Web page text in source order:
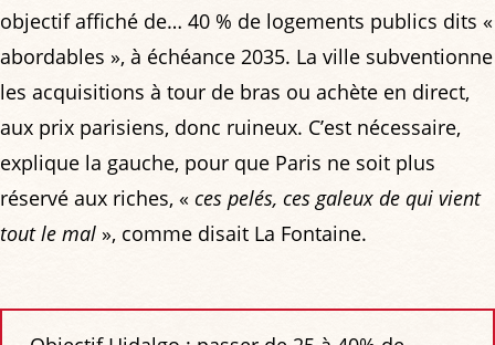
objectif affiché de… 40 % de logements publics dits «
abordables », à échéance 2035. La ville subventionne
les acquisitions à tour de bras ou achète en direct,
aux prix parisiens, donc ruineux. C’est nécessaire,
explique la gauche, pour que Paris ne soit plus
réservé aux riches, « ces pelés, ces galeux de qui vient
tout le mal », comme disait La Fontaine.